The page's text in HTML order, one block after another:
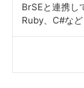
BrSEと連携し
Ruby、C#な